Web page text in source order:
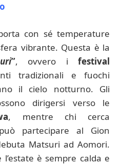
con sé temperature
vibrante. Questa è la
”, ovvero ifestival
tradizionali e fuochi
il cielo notturno. Gli
dirigersi verso le
, mentre chi cerca
partecipare al Gion
Matsuri ad Aomori.
è sempre calda e